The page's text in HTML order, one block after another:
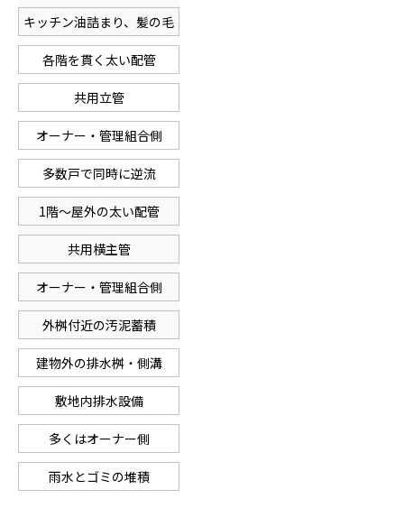
キッチン油詰まり、髪の毛
各階を貫く太い配管
共用立管
オーナー・管理組合側
多数戸で同時に逆流
1階〜屋外の太い配管
共用横主管
オーナー・管理組合側
外桝付近の汚泥蓄積
建物外の排水桝・側溝
敷地内排水設備
多くはオーナー側
雨水とゴミの堆積